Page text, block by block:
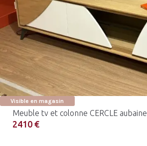
Visible en magasin
Meuble tv et colonne CERCLE aubaine
2410 €